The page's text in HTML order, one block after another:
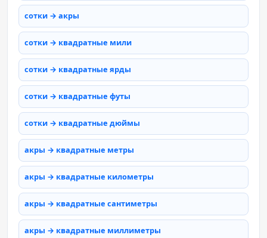
сотки → акры
сотки → квадратные мили
сотки → квадратные ярды
сотки → квадратные футы
сотки → квадратные дюймы
акры → квадратные метры
акры → квадратные километры
акры → квадратные сантиметры
акры → квадратные миллиметры